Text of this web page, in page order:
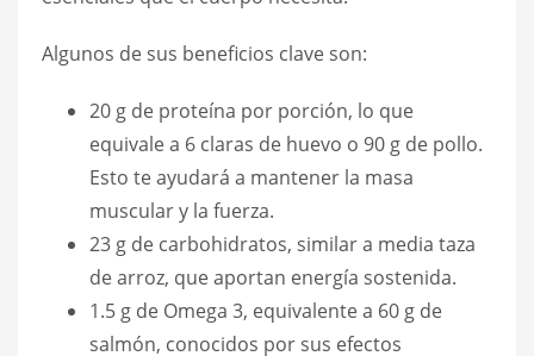
Algunos de sus beneficios clave son:
20 g de proteína por porción, lo que
equivale a 6 claras de huevo o 90 g de pollo.
Esto te ayudará a mantener la masa
muscular y la fuerza.
23 g de carbohidratos, similar a media taza
de arroz, que aportan energía sostenida.
1.5 g de Omega 3, equivalente a 60 g de
salmón, conocidos por sus efectos